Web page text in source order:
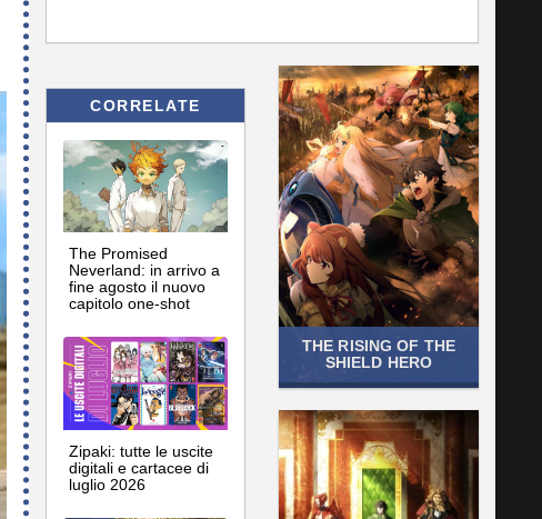
CORRELATE
The Promised
Neverland: in arrivo a
fine agosto il nuovo
capitolo one-shot
Zipaki: tutte le uscite
digitali e cartacee di
luglio 2026
THE RISING OF THE
SHIELD HERO